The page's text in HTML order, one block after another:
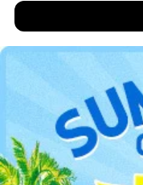
新聞・業界紙
その他